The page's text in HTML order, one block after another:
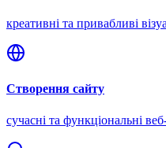
креативні та привабливі
Створення сайту
сучасні та функціональні